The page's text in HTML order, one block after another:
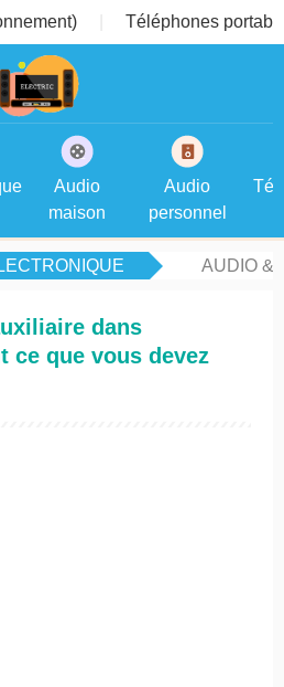
Téléphones
Audio
maison
Audio
personnel
AUDIO &
dans
ce que vous devez